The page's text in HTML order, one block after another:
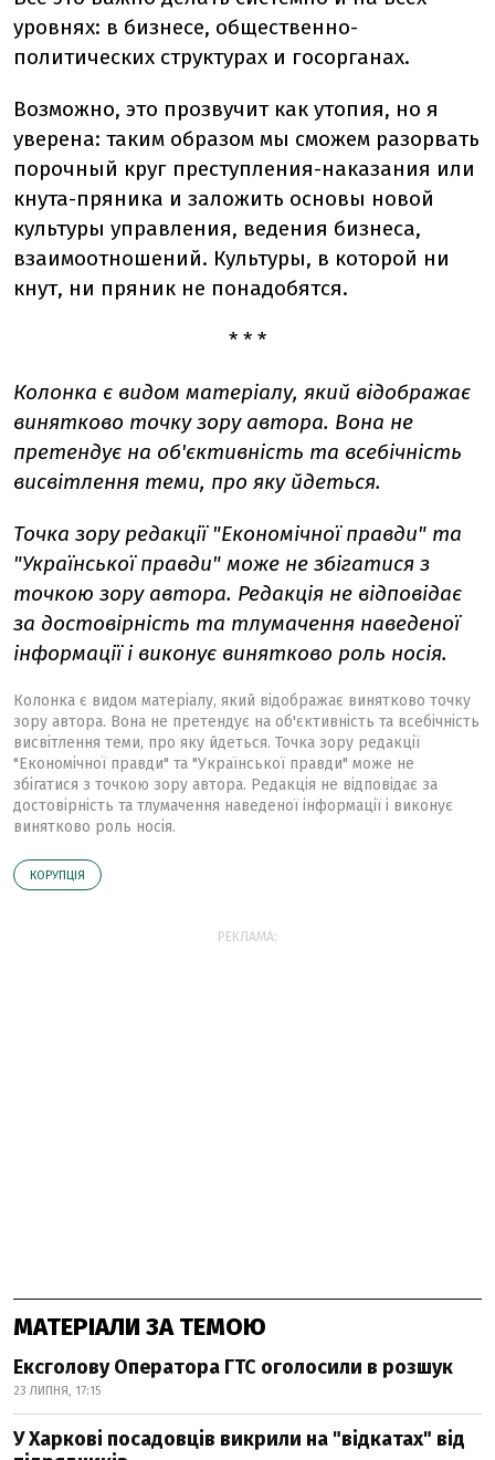
уровнях: в бизнесе, общественно-
политических структурах и госорганах.
Возможно, это прозвучит как утопия, но я
уверена: таким образом мы сможем разорвать
порочный круг преступления-наказания или
кнута-пряника и заложить основы новой
культуры управления, ведения бизнеса,
взаимоотношений. Культуры, в которой ни
кнут, ни пряник не понадобятся.
* * *
Колонка є видом матеріалу, який відображає
винятково точку зору автора. Вона не
претендує на об'єктивність та всебічність
висвітлення теми, про яку йдеться.
Точка зору редакції "Економічної правди" та
"Української правди" може не збігатися з
точкою зору автора. Редакція не відповідає
за достовірність та тлумачення наведеної
інформації і виконує винятково роль носія.
Колонка є видом матеріалу, який відображає винятково точку
зору автора. Вона не претендує на об'єктивність та всебічність
висвітлення теми, про яку йдеться. Точка зору редакції
"Економічної правди" та "Української правди" може не
збігатися з точкою зору автора. Редакція не відповідає за
достовірність та тлумачення наведеної інформації і виконує
винятково роль носія.
КОРУПЦІЯ
РЕКЛАМА:
МАТЕРІАЛИ ЗА ТЕМОЮ
Ексголову Оператора ГТС оголосили в розшук
23 ЛИПНЯ, 17:15
У Харкові посадовців викрили на "відкатах" від